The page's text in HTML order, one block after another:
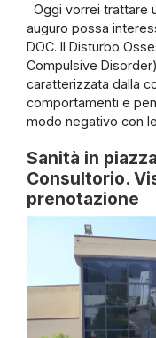
Oggi vorrei trattare
auguro possa
DOC. Il Disturbo
Compulsive
caratterizzata dalla
comportamenti e
modo negativo con
Sanità in
Consultorio.
prenotazione